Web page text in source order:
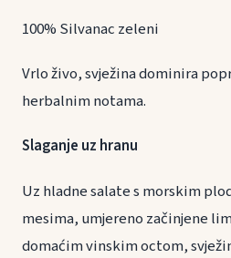
100% Silvanac zeleni
Vrlo živo, svježina dominira
herbalnim notama.
Slaganje uz hranu
Uz hladne salate s morskim
mesima, umjereno začinjene
domaćim vinskim octom,